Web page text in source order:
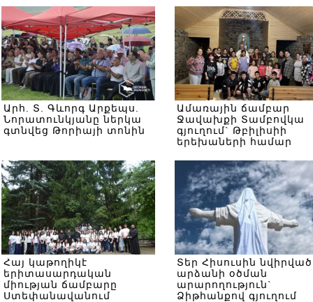
Արհ. Տ. Գևորգ Արքեպս.
Նորատունկյանը ներկա
գտնվեց Թորիայի տոնին
Ամառային ճամբար
Ջավախքի Տամբովկա
գյուղում` Թբիլիսիի
երեխաների համար
Հայ կաթողիկէ
երիտասարդական
միության ճամբարը
Ստեփանավանում
Տեր Հիսուսին նվիրված
արձանի օծման
արարողություն`
Ձիթհանքով գյուղում